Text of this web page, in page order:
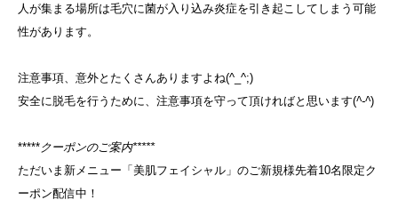
人が集まる場所は毛穴に菌が入り込み炎症を引き起こしてしまう可能
性があります。
注意事項、意外とたくさんありますよね(^_^;)
安全に脱毛を行うために、注意事項を守って頂ければと思います(^-^)
*****クーポンのご案内*****
ただいま新メニュー「美肌フェイシャル」のご新規様先着10名限定ク
ーポン配信中！